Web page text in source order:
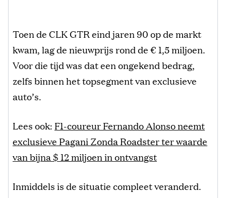
Toen de CLK GTR eind jaren 90 op de markt
kwam, lag de nieuwprijs rond de € 1,5 miljoen.
Voor die tijd was dat een ongekend bedrag,
zelfs binnen het topsegment van exclusieve
auto’s.
Lees ook: F1-coureur Fernando Alonso neemt
exclusieve Pagani Zonda Roadster ter waarde
van bijna $ 12 miljoen in ontvangst
Inmiddels is de situatie compleet veranderd.